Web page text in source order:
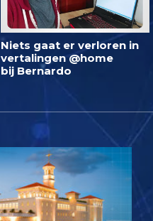
Niets gaat er verloren in
vertalingen @home
bij Bernardo